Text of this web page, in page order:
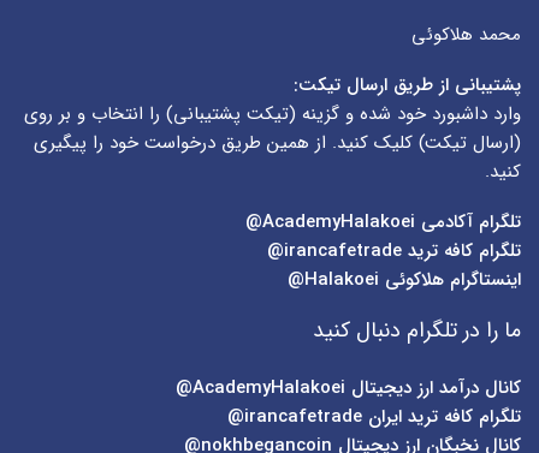
محمد هلاکوئی
پشتیبانی از طریق ارسال تیکت:
وارد داشبورد خود شده و گزینه (تیکت پشتیبانی) را انتخاب و بر روی
(ارسال تیکت) کلیک کنید. از همین طریق درخواست خود را پیگیری
کنید.
تلگرام آکادمی
تلگرام کافه ترید irancafetrade@
اینستاگرام هلاکوئی Halakoei@
ما را در تلگرام دنبال کنید
کانال درآمد ارز دیجیتال AcademyHalakoei@
تلگرام کافه ترید ایران irancafetrade@
کانال نخبگان ارز دیجیتال nokhbegancoin@